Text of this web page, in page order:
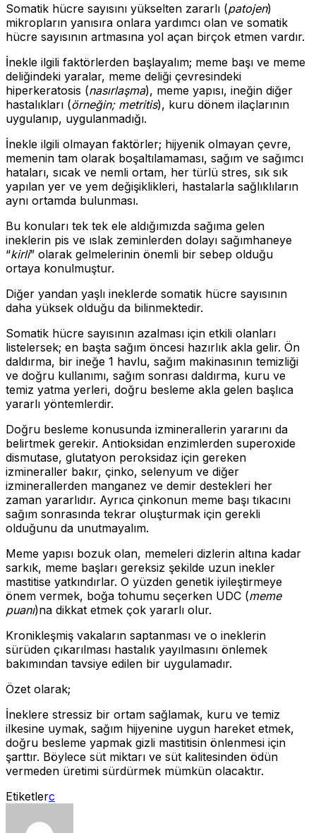
Somatik hücre sayısını yükselten zararlı (patojen)
mikropların yanısıra onlara yardımcı olan ve somatik
hücre sayısının artmasına yol açan birçok etmen vardır.
İnekle ilgili faktörlerden başlayalım; meme başı ve meme
deliğindeki yaralar, meme deliği çevresindeki
hiperkeratosis (nasırlaşma), meme yapısı, ineğin diğer
hastalıkları (örneğin; metritis), kuru dönem ilaçlarının
uygulanıp, uygulanmadığı.
İnekle ilgili olmayan faktörler; hijyenik olmayan çevre,
memenin tam olarak boşaltılamaması, sağım ve sağımcı
hataları, sıcak ve nemli ortam, her türlü stres, sık sık
yapılan yer ve yem değişiklikleri, hastalarla sağlıklıların
aynı ortamda bulunması.
Bu konuları tek tek ele aldığımızda sağıma gelen
ineklerin pis ve ıslak zeminlerden dolayı sağımhaneye
“kirli” olarak gelmelerinin önemli bir sebep olduğu
ortaya konulmuştur.
Diğer yandan yaşlı ineklerde somatik hücre sayısının
daha yüksek olduğu da bilinmektedir.
Somatik hücre sayısının azalması için etkili olanları
listelersek; en başta sağım öncesi hazırlık akla gelir. Ön
daldırma, bir ineğe 1 havlu, sağım makinasının temizliği
ve doğru kullanımı, sağım sonrası daldırma, kuru ve
temiz yatma yerleri, doğru besleme akla gelen başlıca
yararlı yöntemlerdir.
Doğru besleme konusunda izminerallerin yararını da
belirtmek gerekir. Antioksidan enzimlerden superoxide
dismutase, glutatyon peroksidaz için gereken
izmineraller bakır, çinko, selenyum ve diğer
izminerallerden manganez ve demir destekleri her
zaman yararlıdır. Ayrıca çinkonun meme başı tıkacını
sağım sonrasında tekrar oluşturmak için gerekli
olduğunu da unutmayalım.
Meme yapısı bozuk olan, memeleri dizlerin altına kadar
sarkık, meme başları gereksiz şekilde uzun inekler
mastitise yatkındırlar. O yüzden genetik iyileştirmeye
önem vermek, boğa tohumu seçerken UDC (meme
puanı)na dikkat etmek çok yararlı olur.
Kronikleşmiş vakaların saptanması ve o ineklerin
sürüden çıkarılması hastalık yayılmasını önlemek
bakımından tavsiye edilen bir uygulamadır.
Özet olarak;
İneklere stressiz bir ortam sağlamak, kuru ve temiz
ilkesine uymak, sağım hijyenine uygun hareket etmek,
doğru besleme yapmak gizli mastitisin önlenmesi için
şarttır. Böylece süt miktarı ve süt kalitesinden ödün
vermeden üretimi sürdürmek mümkün olacaktır.
Etiketlerc